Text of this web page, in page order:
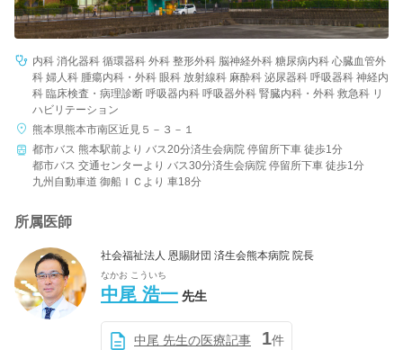
内科 消化器科 循環器科 外科 整形外科 脳神経外科 糖尿病内科 心臓血管外
科 婦人科 腫瘍内科・外科 眼科 放射線科 麻酔科 泌尿器科 呼吸器科 神経内
科 臨床検査・病理診断 呼吸器内科 呼吸器外科 腎臓内科・外科 救急科 リ
ハビリテーション
熊本県熊本市南区近見５－３－１
都市バス 熊本駅前より バス20分済生会病院 停留所下車 徒歩1分
都市バス 交通センターより バス30分済生会病院 停留所下車 徒歩1分
九州自動車道 御船ＩＣより 車18分
所属医師
社会福祉法人 恩賜財団 済生会熊本病院 院長
なかお こういち
中尾 浩一 先生
中尾 先生の医療記事 1件